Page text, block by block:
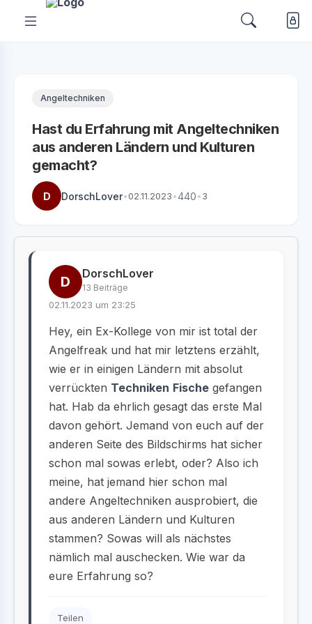
Angeltechniken
Hast du Erfahrung mit Angeltechniken
aus anderen Ländern und Kulturen
gemacht?
D DorschLover•02.11.2023•440•3
D DorschLover
13 Beiträge
02.11.2023 um 23:25
Hey, ein Ex-Kollege von mir ist total der
Angelfreak und hat mir letztens erzählt,
wie er in einigen Ländern mit absolut
verrückten Techniken Fische gefangen
hat. Hab da ehrlich gesagt das erste Mal
davon gehört. Jemand von euch auf der
anderen Seite des Bildschirms hat sicher
schon mal sowas erlebt, oder? Also ich
meine, hat jemand hier schon mal
andere Angeltechniken ausprobiert, die
aus anderen Ländern und Kulturen
stammen? Sowas will als nächstes
nämlich mal auschecken. Wie war da
eure Erfahrung so?
Teilen